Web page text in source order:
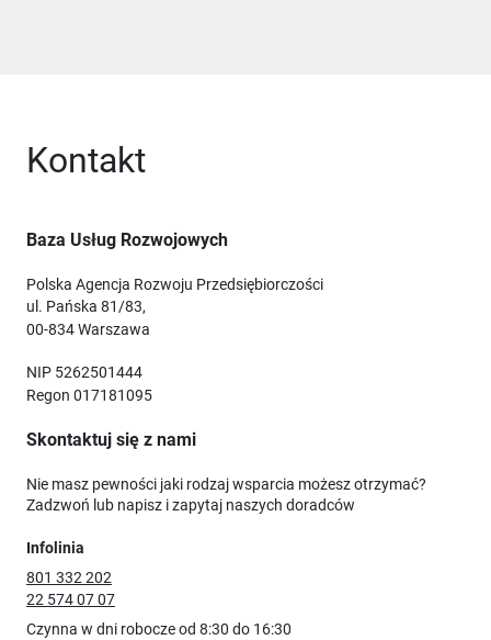
Kontakt
Baza Usług Rozwojowych
Polska Agencja Rozwoju Przedsiębiorczości
ul. Pańska 81/83,
00-834 Warszawa
NIP 5262501444
Regon 017181095
Skontaktuj się z nami
Nie masz pewności jaki rodzaj wsparcia możesz otrzymać?
Zadzwoń lub napisz i zapytaj naszych doradców
Infolinia
801 332 202
22 574 07 07
Czynna w dni robocze od 8:30 do 16:30